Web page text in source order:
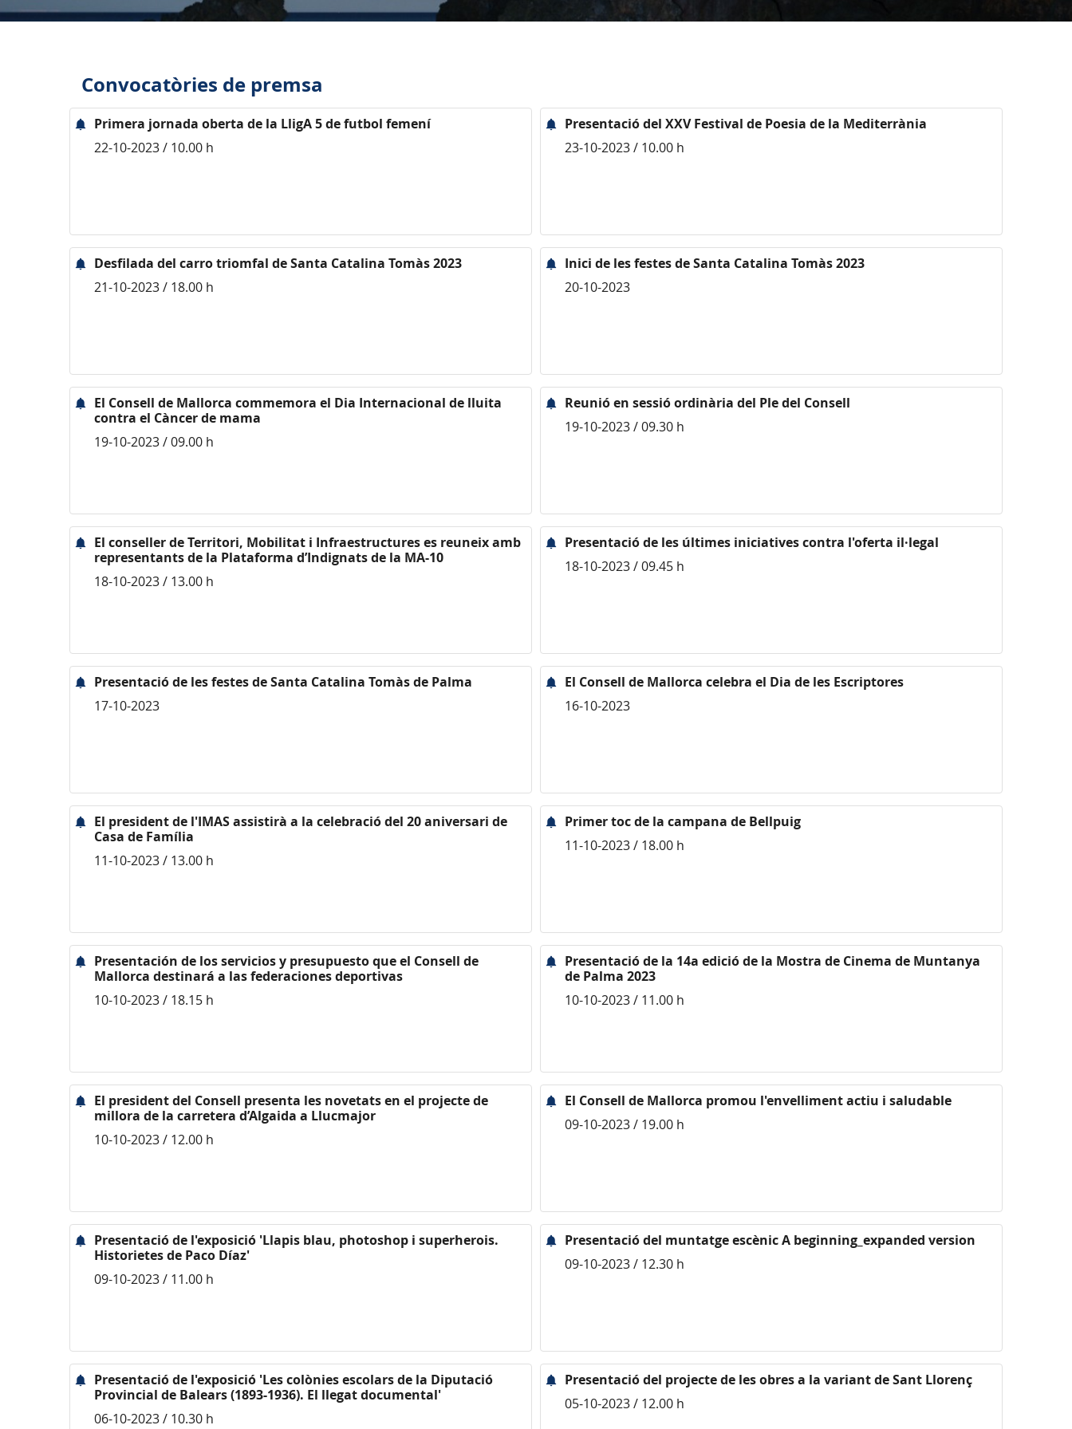
Convocatòries de premsa
Primera jornada oberta de la LligA 5 de futbol femení
22-10-2023 / 10.00 h
Presentació del XXV Festival de Poesia de la Mediterrània
23-10-2023 / 10.00 h
Desfilada del carro triomfal de Santa Catalina Tomàs 2023
21-10-2023 / 18.00 h
Inici de les festes de Santa Catalina Tomàs 2023
20-10-2023
El Consell de Mallorca commemora el Dia Internacional de lluita
contra el Càncer de mama
19-10-2023 / 09.00 h
Reunió en sessió ordinària del Ple del Consell
19-10-2023 / 09.30 h
El conseller de Territori, Mobilitat i Infraestructures es reuneix amb
representants de la Plataforma d’Indignats de la MA-10
18-10-2023 / 13.00 h
Presentació de les últimes iniciatives contra l'oferta il·legal
18-10-2023 / 09.45 h
Presentació de les festes de Santa Catalina Tomàs de Palma
17-10-2023
El Consell de Mallorca celebra el Dia de les Escriptores
16-10-2023
El president de l'IMAS assistirà a la celebració del 20 aniversari de
Casa de Família
11-10-2023 / 13.00 h
Primer toc de la campana de Bellpuig
11-10-2023 / 18.00 h
Presentación de los servicios y presupuesto que el Consell de
Mallorca destinará a las federaciones deportivas
10-10-2023 / 18.15 h
Presentació de la 14a edició de la Mostra de Cinema de Muntanya
de Palma 2023
10-10-2023 / 11.00 h
El president del Consell presenta les novetats en el projecte de
millora de la carretera d’Algaida a Llucmajor
10-10-2023 / 12.00 h
El Consell de Mallorca promou l'envelliment actiu i saludable
09-10-2023 / 19.00 h
Presentació de l'exposició 'Llapis blau, photoshop i superherois.
Historietes de Paco Díaz'
09-10-2023 / 11.00 h
Presentació del muntatge escènic A beginning_expanded version
09-10-2023 / 12.30 h
Presentació de l'exposició 'Les colònies escolars de la Diputació
Provincial de Balears (1893-1936). El llegat documental'
06-10-2023 / 10.30 h
Presentació del projecte de les obres a la variant de Sant Llorenç
05-10-2023 / 12.00 h